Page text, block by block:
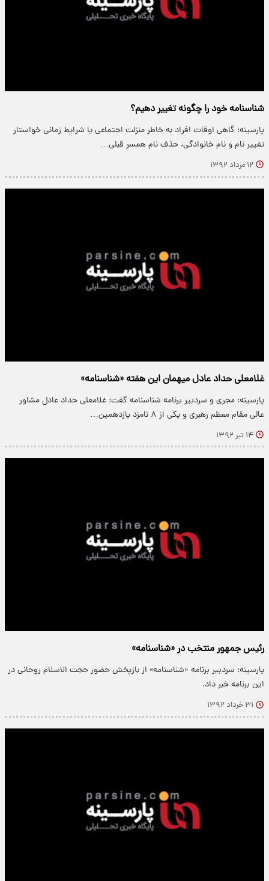
شناسنامه خود را چگونه تغییر دهیم؟
پارسینه: گاهی اوقات افراد به خاطر منزلت اجتماعی یا شرایط زمانی خواستار
تغییر نام و نام خانوادگی، حذف نام همسر قبلی…
۱۲ مرداد ۱۳۹۲
غلامعلی حداد عادل میهمان این هفته «شناسنامه»
پارسینه: مجری و سردبیر برنامه شناسنامه گفت: غلامعلی حداد عادل مشاور
عالی مقام معظم رهبری و یکی از ۸ نامزد یازدهمین…
۱۴ تیر ۱۳۹۲
رئیس جمهور منتخب در «شناسنامه»
پارسینه: سردبیر برنامه «شناسنامه» از بازپخش حضور حجت الاسلام روحانی در
این برنامه خبر داد.
۳۱ خرداد ۱۳۹۲